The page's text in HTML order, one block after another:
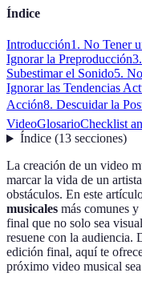
Índice
Introducción1. No Tener
Ignorar la Preproducción
Subestimar el Sonido5.
Ignorar las Tendencias
Acción8. Descuidar la
VideoGlosarioChecklist
Índice(13 secciones)
La creación de un video
marcar la vida de un
obstáculos. En este
musicales más comunes
final que no solo sea
resuene con la audiencia.
edición final, aquí te
próximo video musical